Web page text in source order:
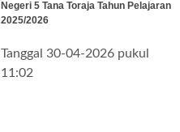
Negeri 5 Tana Toraja Tahun Pelajaran
2025/2026
Tanggal 30-04-2026 pukul
11:02